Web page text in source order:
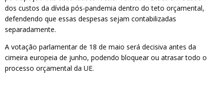
dos custos da dívida pós-pandemia dentro do teto orçamental,
defendendo que essas despesas sejam contabilizadas
separadamente.
A votação parlamentar de 18 de maio será decisiva antes da
cimeira europeia de junho, podendo bloquear ou atrasar todo o
processo orçamental da UE.